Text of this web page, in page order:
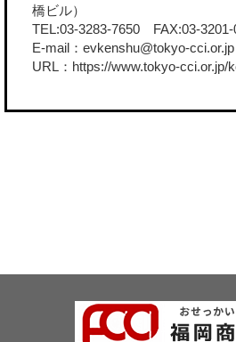
橋ビル）
TEL:03-3283-7650 FAX:03-3201-
E-mail：evkenshu@tokyo-cci.or.jp
URL： https://www.tokyo-cci.or.jp/